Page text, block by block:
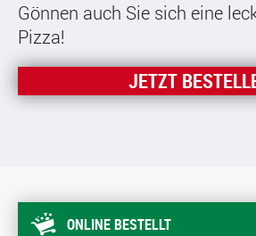
Gönnen auch Sie sich eine
Pizza!
JETZT
ONLINE BESTELLT